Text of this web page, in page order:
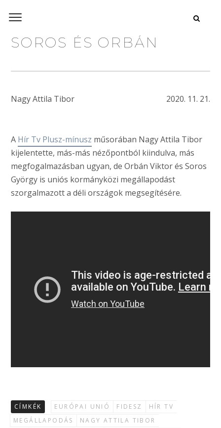
SOROS ÉS ORBÁN
Nagy Attila Tibor 2020. 11. 21.
A Hír Tv Plusz-mínusz műsorában Nagy Attila Tibor
kijelentette, más-más nézőpontból kiindulva, más
megfogalmazásban ugyan, de Orbán Viktor és Soros
György is uniós kormányközi megállapodást
szorgalmazott a déli országok megsegítésére.
CÍMKÉK EURÓPAI UNIÓ FIDESZ
HÍR TV
MEGÁLLAPODÁS
NAGY ATTILA TIBOR